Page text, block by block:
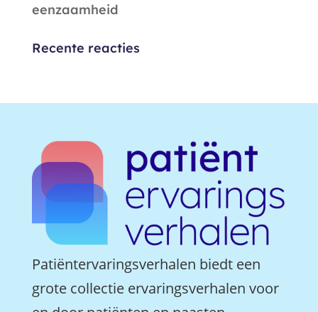
eenzaamheid
Recente reacties
Patiëntervaringsverhalen biedt een
grote collectie ervaringsverhalen voor